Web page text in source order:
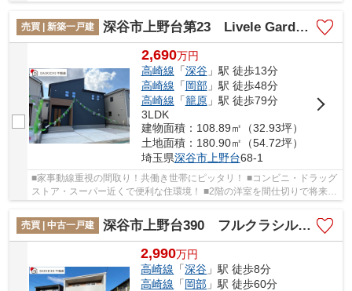
売買 | 新築一戸建
深谷市上野台第23 Livele Garden.s 新築戸建 全4棟 2号棟
2,690万円
高崎線 「深谷」駅 徒歩13分
高崎線 「岡部」駅 徒歩48分
高崎線 「籠原」駅 徒歩79分
3LDK
建物面積：108.89㎡（32.93坪）
土地面積：180.90㎡（54.72坪）
埼玉県深谷市上野台68-1
■家事動線重視の間取り！共働き世帯にピッタリ！ ■コンビニ・ドラッグ
ストア・スーパー近くで便利な住環境！ ■2階の洋室を間仕切りで将来的
に4LDKにも可能！ 「今から見たい！」大歓...
売買 | 中古一戸建
深谷市上野台390 フルクラシル 未入居戸建 B号棟
2,990万円
高崎線 「深谷 」駅 徒歩8分
高崎線 「岡部 」駅 徒歩60分